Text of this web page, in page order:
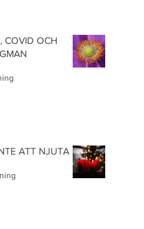
COVID OCH
ATT NJUTA …